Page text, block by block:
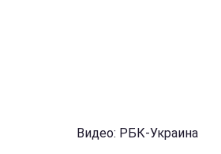
Видео: РБК-Украина